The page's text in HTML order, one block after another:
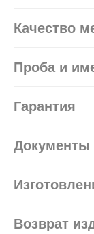
Качество
Проба и
Гарантия
Документы
Возврат